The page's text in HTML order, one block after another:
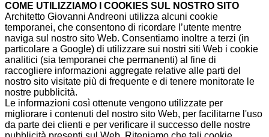
COME UTILIZZIAMO I COOKIES SUL NOSTRO SITO
Architetto Giovanni Andreoni utilizza alcuni cookie
temporanei, che consentono di ricordare l’utente mentre
naviga sul nostro sito Web. Consentiamo inoltre a terzi (in
particolare a Google) di utilizzare sui nostri siti Web i cookie
analitici (sia temporanei che permanenti) al fine di
raccogliere informazioni aggregate relative alle parti del
nostro sito visitate più di frequente e di tenere monitorate le
nostre pubblicità.
Le informazioni così ottenute vengono utilizzate per
migliorare i contenuti del nostro sito Web, per facilitarne l'uso
da parte dei clienti e per verificare il successo delle nostre